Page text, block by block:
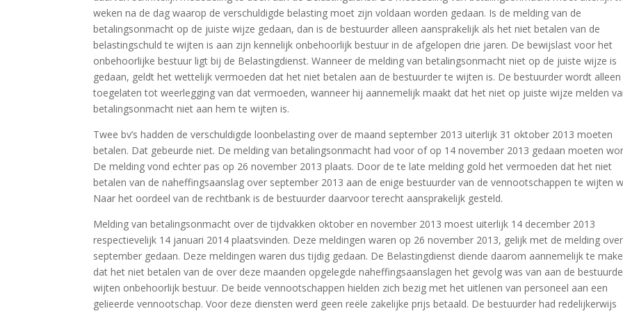
weken na de dag waarop de verschuldigde belasting moet zijn voldaan worden gedaan. Is de melding van de
betalingsonmacht op de juiste wijze gedaan, dan is de bestuurder alleen aansprakelijk als het niet betalen van de
belastingschuld te wijten is aan zijn kennelijk onbehoorlijk bestuur in de afgelopen drie jaren. De bewijslast voor het
onbehoorlijke bestuur ligt bij de Belastingdienst. Wanneer de melding van betalingsonmacht niet op de juiste wijze is
gedaan, geldt het wettelijk vermoeden dat het niet betalen aan de bestuurder te wijten is. De bestuurder wordt alleen
toegelaten tot weerlegging van dat vermoeden, wanneer hij aannemelijk maakt dat het niet op juiste wijze melden
betalingsonmacht niet aan hem te wijten is.
Twee bv’s hadden de verschuldigde loonbelasting over de maand september 2013 uiterlijk 31 oktober 2013 moeten
betalen. Dat gebeurde niet. De melding van betalingsonmacht had voor of op 14 november 2013 gedaan moeten
De melding vond echter pas op 26 november 2013 plaats. Door de te late melding gold het vermoeden dat het niet
betalen van de naheffingsaanslag over september 2013 aan de enige bestuurder van de vennootschappen te wijten
Naar het oordeel van de rechtbank is de bestuurder daarvoor terecht aansprakelijk gesteld.
Melding van betalingsonmacht over de tijdvakken oktober en november 2013 moest uiterlijk 14 december 2013
respectievelijk 14 januari 2014 plaatsvinden. Deze meldingen waren op 26 november 2013, gelijk met de melding over
september gedaan. Deze meldingen waren dus tijdig gedaan. De Belastingdienst diende daarom aannemelijk te
dat het niet betalen van de over deze maanden opgelegde naheffingsaanslagen het gevolg was van aan de
wijten onbehoorlijk bestuur. De beide vennootschappen hielden zich bezig met het uitlenen van personeel aan een
gelieerde vennootschap. Voor deze diensten werd geen reële zakelijke prijs betaald. De bestuurder had redelijkerwijs